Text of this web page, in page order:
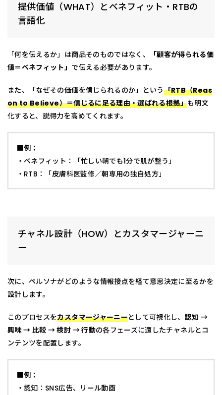
提供価値（WHAT）とベネフィット・RTBの
言語化
「何を伝えるか」は商品そのものではなく、
「顧客が得られる価
値＝ベネフィット」 で伝える必要があります。
また、「なぜその価値を信じられるのか」という「RTB（Reas
on to Believe）＝信じるに足る理由・選ばれる根拠」も明文
化すると、説得力を高めてくれます。
■例：
・ベネフィット：「忙しい朝でも1分で肌が整う」
・RTB：「皮膚科医監修／朝専用の独自処方」
チャネル設計（HOW）とカスタマージャーニ
ー
次に、ペルソナがどのような情報接点を経て意思決定に至るかを
設計します。
このプロセスをカスタマージャーニーとして可視化し、 認知 →
興味 → 比較 → 検討 → 行動の各フェーズに適したチャネルとコ
ンテンツを配置します。
■例：
・認知：SNS広告、リール動画